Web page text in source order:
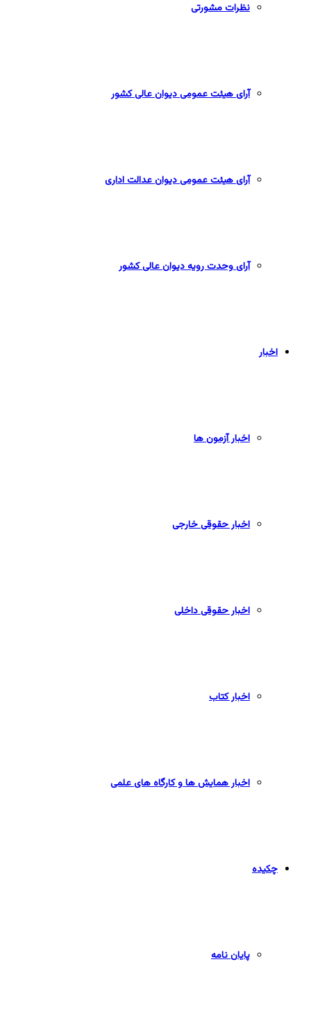
نظرات مشورتی
آرای هیئت عمومی دیوان عالی کشور
آرای هیئت عمومی دیوان عدالت اداری
آرای وحدت رویه دیوان عالی کشور
اخبار
اخبار آزمون ها
اخبار حقوقی خارجی
اخبار حقوقی داخلی
اخبار کتاب
اخبار همایش ها و کارگاه های علمی
چکیده
پایان نامه